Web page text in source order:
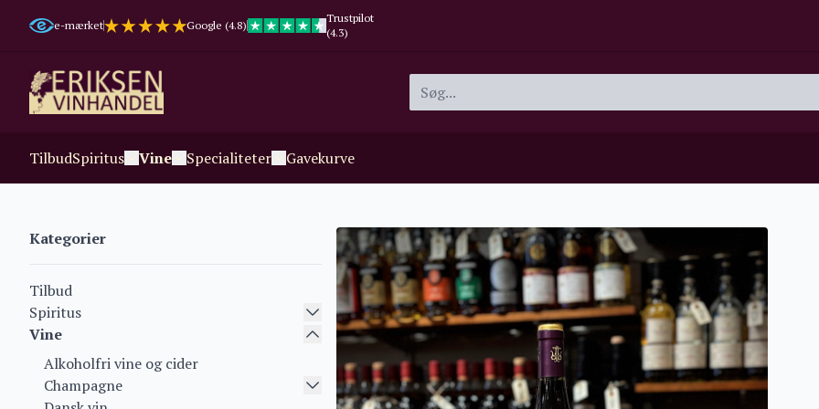
e-mærket Google (4.8)
Trustpilot
(4.3)
TilbudSpiritus Vine Specialiteter Gavekurve
Kategorier
Tilbud
Spiritus
Vine
Alkoholfri vine og cider
Champagne